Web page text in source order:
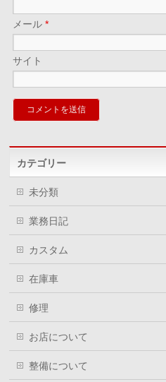
メール*
サイト
カテゴリー
未分類
業務日記
カスタム
在庫車
修理
お店について
整備について